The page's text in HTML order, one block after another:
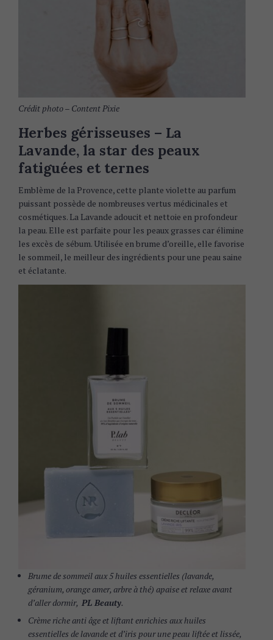
Crédit photo – Content Pixie
Herbes gérisseuses – La
Lavande, la star des peaux
fatiguées et ternes
Emblème de la Provence, cette plante violette au parfum
puissant possède de nombreuses vertus médicinales et
cosmétiques. La Lavande adoucit et nettoie en profondeur
la peau. Elle est parfaite pour les peaux grasses car élimine
les excès de sébum. Utilisée en brume d’oreille, elle favorise
le sommeil, le meilleur des ingrédients pour une peau saine
et éclatante.
Brume de sommeil aux 5 huiles essentielles (lavande,
géranium, orange amer, arbre à thé) apaise et relaxe avant
d’aller dormir, PL Beauty.
Crème riche anti âge et liftant enrichies aux huiles
essentielles de lavande et d’iris pour une peau liftée et lissée,